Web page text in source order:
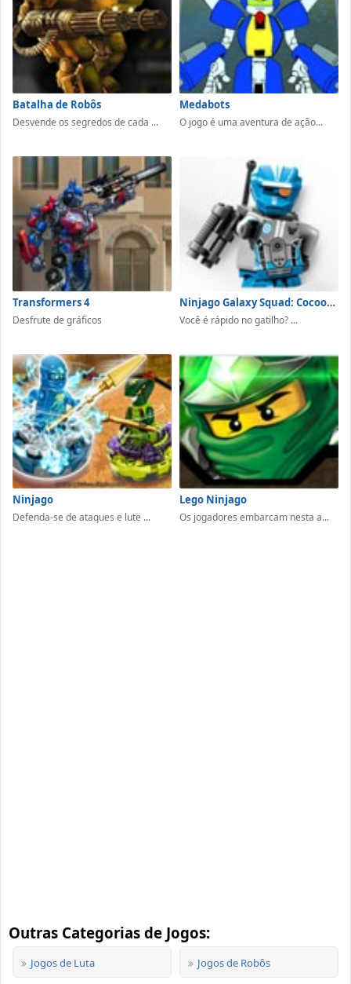
Batalha de Robôs
Desvende os segredos de cada ...
Medabots
O jogo é uma aventura de ação...
Transformers 4
Desfrute de gráficos
Ninjago Galaxy Squad: Cocoon Crusher
Você é rápido no gatilho? ...
Ninjago
Defenda-se de ataques e lute ...
Lego Ninjago
Os jogadores embarcam nesta a...
Outras Categorias de Jogos:
Jogos de Luta Jogos de Robôs